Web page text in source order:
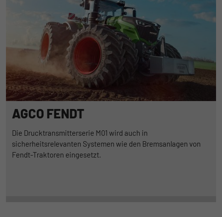
AGCO FENDT
Die Drucktransmitterserie M01 wird auch in
sicherheitsrelevanten Systemen wie den Bremsanlagen von
Fendt-Traktoren eingesetzt.